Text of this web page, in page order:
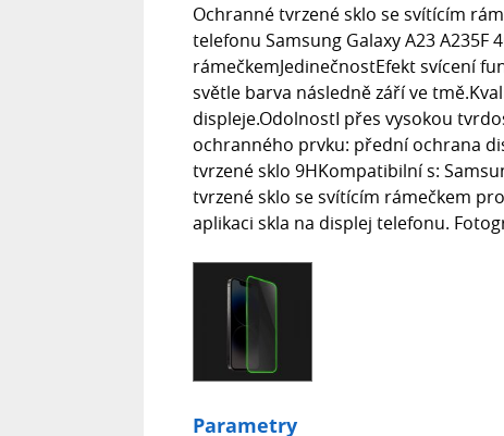
Ochranné tvrzené sklo se svítícím
telefonu Samsung Galaxy A23 A235F
rámečkemJedinečnostEfekt svícení
světle barva následně září ve
displeje.OdolnostI přes vysokou
ochranného prvku: přední ochrana
tvrzené sklo 9HKompatibilní s:
tvrzené sklo se svítícím rámečkem
aplikaci skla na displej telefonu.
Parametry